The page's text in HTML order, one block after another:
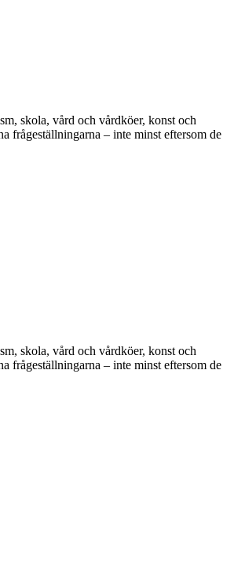
skola, vård och vårdköer, konst och
frågeställningarna – inte minst eftersom de
skola, vård och vårdköer, konst och
frågeställningarna – inte minst eftersom de